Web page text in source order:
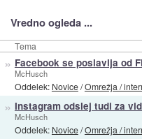
Vredno ogleda ...
Tema
» Facebook se poslavlja od
McHusch
Oddelek: Novice/Omrežja /
» Instagram odslej tudi za
McHusch
Oddelek: Novice/Omrežja /